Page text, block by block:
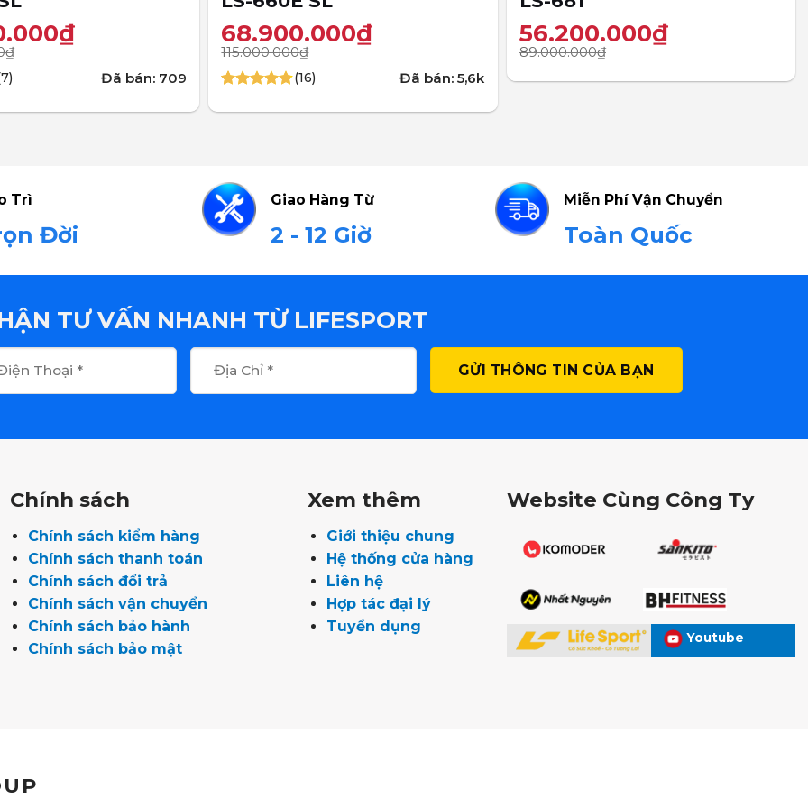
₫
₫
Đã bán: 709
68.900.000₫
115.000.000₫
dựa trên
(16) Đã bán: 5,6k
56.200.000₫
89.000.000₫
Trì
Đời
Giao Hàng Từ
2 - 12 Giờ
Miễn Phí Vận Chuyển
Toàn Quốc
TƯ VẤN NHANH TỪ LIFESPORT
Chính sách
Chính sách kiểm hàng
Chính sách thanh toán
Chính sách đổi trả
Chính sách vận chuyển
Chính sách bảo hành
Chính sách bảo mật
Xem thêm
Giới thiệu chung
Hệ thống cửa hàng
Liên hệ
Hợp tác đại lý
Tuyển dụng
Website Cùng Công Ty
Youtube